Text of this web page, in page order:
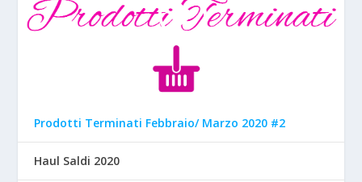
Prodotti Terminati Febbraio/ Marzo 2020 #2
Haul Saldi 2020